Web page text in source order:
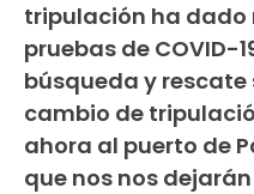
tripulación ha dado
pruebas de COVID-
búsqueda y rescate
cambio de
ahora al puerto de
que nos nos